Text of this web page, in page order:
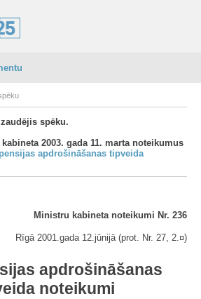
spēku.
2003. gada 11. marta noteikumus
apdrošināšanas tipveida
Ministru kabineta noteikumi Nr. 236
Rīgā 2001.gada 12.jūnijā (prot. Nr. 27, 2.¤)
apdrošināšanas
noteikumi